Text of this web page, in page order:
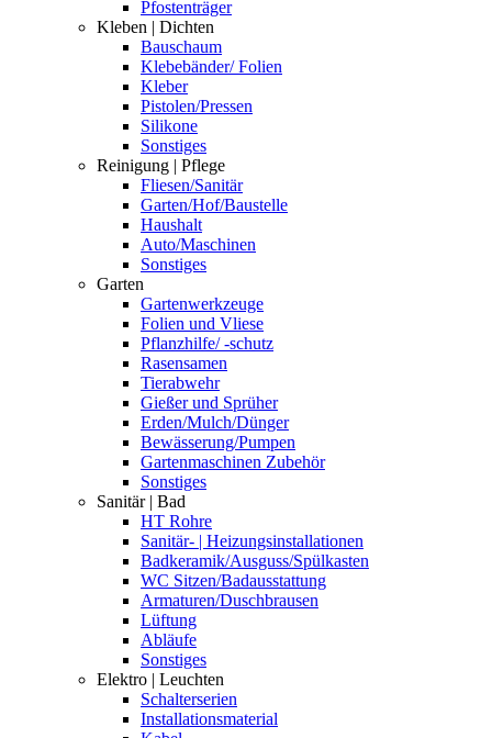
Pfostenträger
Kleben | Dichten
Bauschaum
Klebebänder/ Folien
Kleber
Pistolen/Pressen
Silikone
Sonstiges
Reinigung | Pflege
Fliesen/Sanitär
Garten/Hof/Baustelle
Haushalt
Auto/Maschinen
Sonstiges
Garten
Gartenwerkzeuge
Folien und Vliese
Pflanzhilfe/ -schutz
Rasensamen
Tierabwehr
Gießer und Sprüher
Erden/Mulch/Dünger
Bewässerung/Pumpen
Gartenmaschinen Zubehör
Sonstiges
Sanitär | Bad
HT Rohre
Sanitär- | Heizungsinstallationen
Badkeramik/Ausguss/Spülkasten
WC Sitzen/Badausstattung
Armaturen/Duschbrausen
Lüftung
Abläufe
Sonstiges
Elektro | Leuchten
Schalterserien
Installationsmaterial